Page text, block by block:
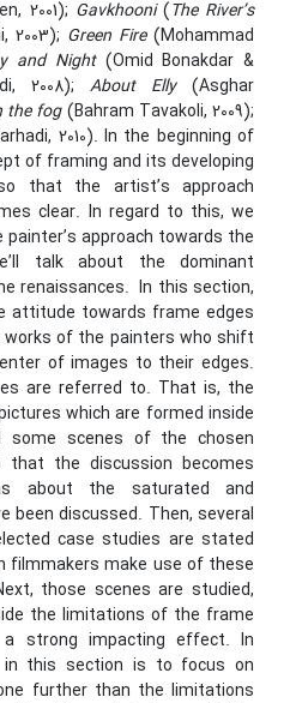
2001); Gavkhooni(The River’s
2003); Green Fire(Mohammad
and Night (Omid Bonakdar &
2008); About Elly(Asghar
the fog(Bahram Tavakoli, 2009);
2010). In the beginning of
of framing and its developing
that the artist’s approach
clear. In regard to this, we
approach towards the
talk about the dominant
renaissances. In this section,
attitude towards frame edges
of the painters who shift
of images to their edges.
are referred to. That is, the
which are formed inside
some scenes of the chosen
the discussion becomes
about the saturated and
been discussed. Then, several
case studies are stated
filmmakers make use of these
those scenes are studied,
the limitations of the frame
strong impacting effect. In
this section is to focus on
further than the limitations